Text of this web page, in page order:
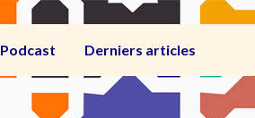
Derniers articles
Podcast